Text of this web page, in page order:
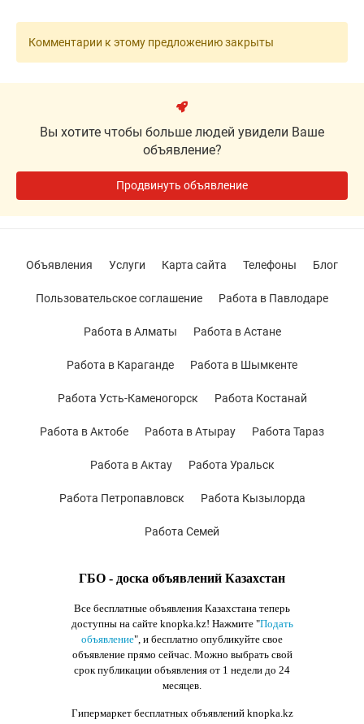
Комментарии к этому предложению закрыты
Вы хотите чтобы больше людей увидели Ваше
объявление?
Продвинуть объявление
ГБО - доска объявлений Казахстан
Все бесплатные объявления Казахстана теперь
доступны на сайте knopka.kz! Нажмите "Подать
объявление", и бесплатно опубликуйте свое
объявление прямо сейчас. Можно выбрать свой
срок публикации объявления от 1 недели до 24
месяцев.
Гипермаркет бесплатных объявлений knopka.kz
Объявления Услуги Карта сайта Телефоны Блог
Пользовательское соглашение Работа в Павлодаре
Работа в Алматы Работа в Астане
Работа в Караганде Работа в Шымкенте
Работа Усть-Каменогорск Работа Костанай
Работа в Актобе Работа в Атырау Работа Тараз
Работа в Актау Работа Уральск
Работа Петропавловск Работа Кызылорда
Работа Семей